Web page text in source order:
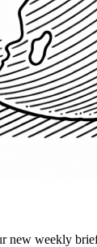
new weekly